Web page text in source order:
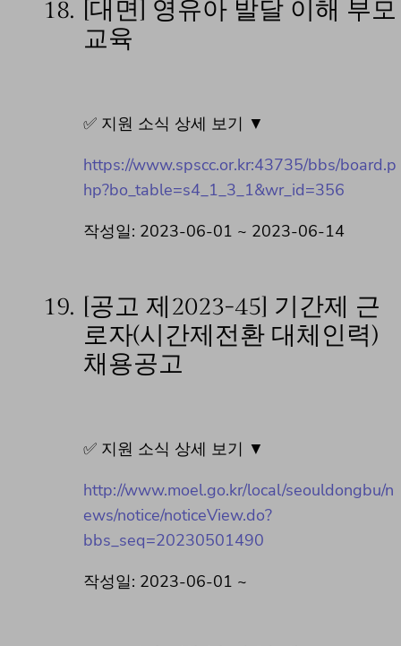
18. [대면] 영유아 발달 이해 부모
교육
✅ 지원 소식 상세 보기 ▼
https://www.spscc.or.kr:43735/bbs/board.p
hp?bo_table=s4_1_3_1&wr_id=356
작성일: 2023-06-01 ~ 2023-06-14
19. [공고 제2023-45] 기간제 근
로자(시간제전환 대체인력)
채용공고
✅ 지원 소식 상세 보기 ▼
http://www.moel.go.kr/local/seouldongbu/n
ews/notice/noticeView.do?
bbs_seq=20230501490
작성일: 2023-06-01 ~